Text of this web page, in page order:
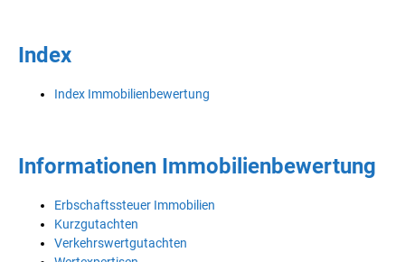
Index
Index Immobilienbewertung
Informationen Immobilienbewertung
Erbschaftssteuer Immobilien
Kurzgutachten
Verkehrswertgutachten